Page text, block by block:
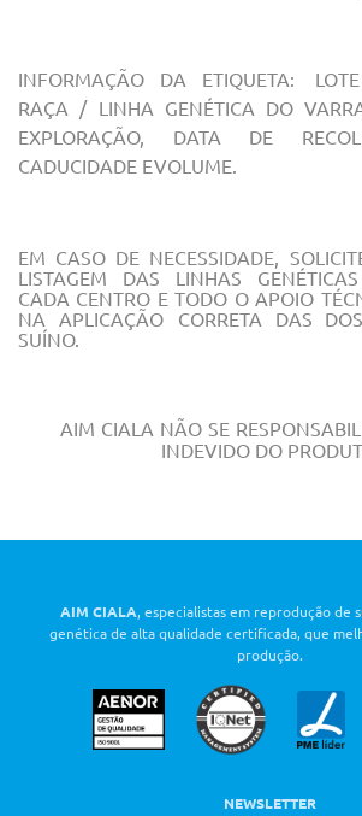
INFORMAÇÃO DA ETIQUETA: LOTE
RAÇA / LINHA GENÉTICA DO
EXPLORAÇÃO,
DATA DE
CADUCIDADE EVOLUME.
EM CASO DE NECESSIDADE,
LISTAGEM DAS LINHAS
GENÉTICAS
CADA CENTRO E TODO O APOIO
NA APLICAÇÃO CORRETA DAS
SUÍNO.
AIM CIALA NÃO SE
INDEVIDO DO
AIM CIALA, especialistas em reprodução de
genética de alta qualidade certificada, que
produção.
NEWSLETTER